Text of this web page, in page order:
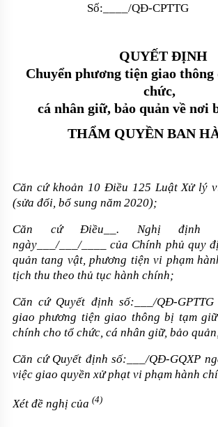
Số:____/QĐ-CPTTG
QUYẾT ĐỊNH
Chuyển phương tiện giao thông
chức,
cá nhân giữ, bảo quản về nơi
THẨM QUYỀN BAN
Căn cứ khoản 10 Điều 125 Luật Xử lý
(sửa đổi, bổ sung năm 2020);
Căn cứ Điều __. Nghị định
ngày ___/___/____
của Chính phủ quy
quản tang vật, phương tiện vi phạm
tịch thu theo thủ tục hành chính;
Căn cứ Quyết định số:___/QĐ-GPTTG
giao phương tiện giao thông bị tạm
chính cho tổ chức, cá nhân giữ, bảo
Căn cứ Quyết định số:___/QĐ-GQXP
việc giao quyền xử phạt vi phạm hành
Xét đề nghị của (4)